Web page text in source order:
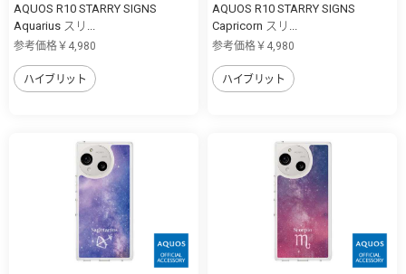
AQUOS R10 STARRY SIGNS
Aquarius スリ...
参考価格￥4,980
ハイブリット
AQUOS R10 STARRY SIGNS
Capricorn スリ...
参考価格￥4,980
ハイブリット